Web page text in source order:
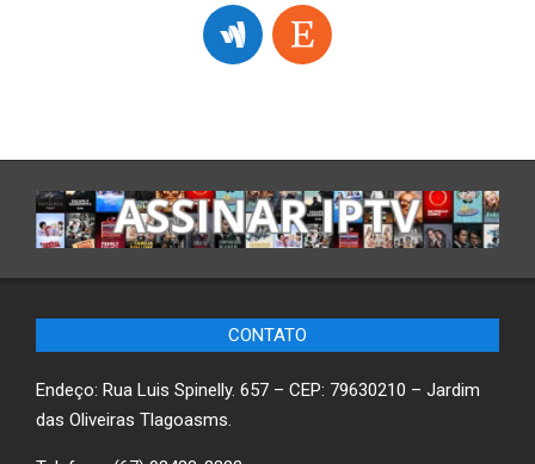
CONTATO
Endeço: Rua Luis Spinelly. 657 – CEP: 79630210 – Jardim
das Oliveiras Tlagoasms.